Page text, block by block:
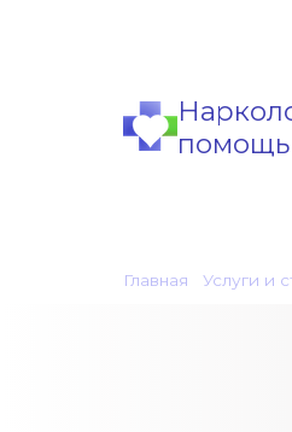
Главная Услуги и